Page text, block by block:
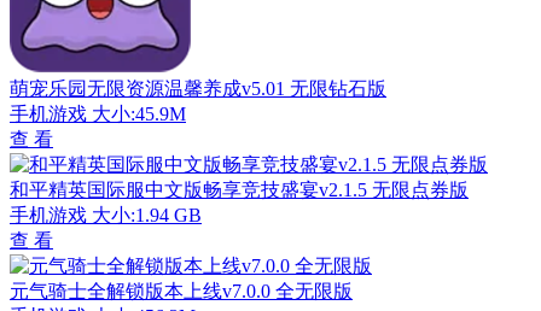
萌宠乐园无限资源温馨养成v5.01 无限钻石版
手机游戏 大小:45.9M
查 看
和平精英国际服中文版畅享竞技盛宴v2.1.5 无限点券版
手机游戏 大小:1.94 GB
查 看
元气骑士全解锁版本上线v7.0.0 全无限版